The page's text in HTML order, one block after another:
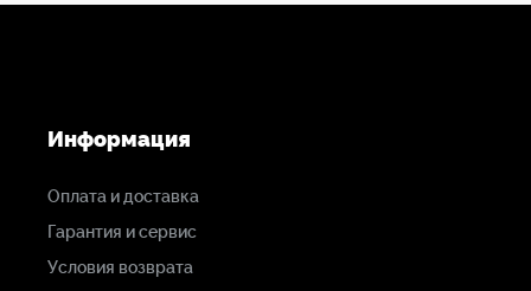
Информация
Оплата и доставка
Гарантия и сервис
Условия возврата